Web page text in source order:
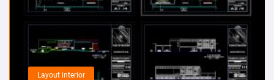
Layout interior